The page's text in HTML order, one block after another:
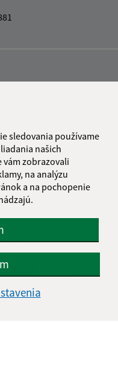
sledovania používame
našich
vám zobrazovali
na analýzu
a na pochopenie
údajov